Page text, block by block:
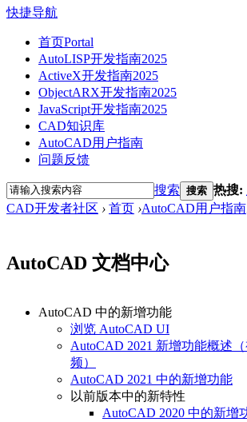
快捷导航
首页Portal
AutoLISP开发指南2025
ActiveX开发指南2025
ObjectARX开发指南2025
JavaScript开发指南2025
CAD知识库
AutoCAD用户指南
问题反馈
搜索 搜索 热搜:
CAD开发者社区 › 首页 ›AutoCAD用户指南
AutoCAD 文档中心
AutoCAD 中的新增功能
浏览 AutoCAD UI
AutoCAD 2021 新增功能概述
频）
AutoCAD 2021 中的新增功能
以前版本中的新特性
AutoCAD 2020 中的新增